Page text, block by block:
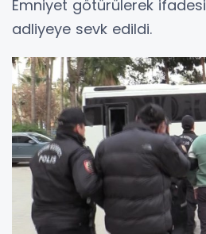
Emniyet götürülerek
adliyeye sevk edildi.